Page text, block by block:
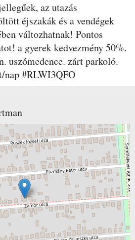
az utazás
éjszakák és a vendégek
változhatnak! Pontos
a gyerek kedvezmény 50%.
uszómedence. zárt parkoló.
nap #RLWI3QFO